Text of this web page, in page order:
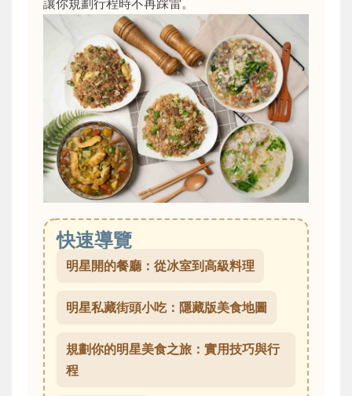
讓你規劃行程時不再踩雷。
快速導覽
明星開的餐廳：從冰室到高級料理
明星私藏街頭小吃：隱藏版美食地圖
規劃你的明星美食之旅：實用技巧與行
程